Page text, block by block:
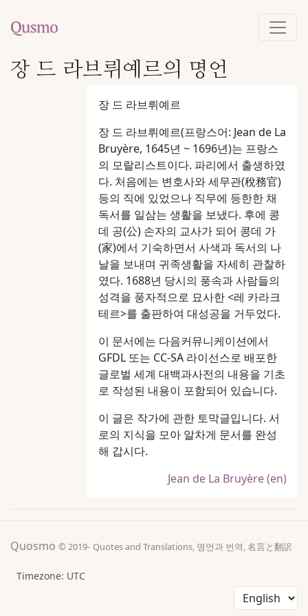
장 드 라브뤼예르의 명언
장 드 라브뤼예르
장 드 라브뤼예르(프랑스어: Jean de La
Bruyère, 1645년 ~ 1696년)는 프랑스
의 모랄리스트이다. 파리에서 출생하였
다. 처음에는 변호사와 세무관(稅務官)
등의 직에 있었으나 직무에 등한한 채
독서를 일삼는 생활을 보냈다. 후에 콩
데 공(公) 손자의 교사가 되어 콩데 가
(家)에서 기숙하면서 사색과 독서의 나
날을 보내며 귀족생활을 자세히 관찰하
였다. 1688년 당시의 풍속과 사람들의
성격을 풍자적으로 묘사한 <레 카라크
테르>를 출판하여 대성공을 거두었다.
이 문서에는 다음커뮤니케이션에서
GFDL 또는 CC-SA 라이선스로 배포한
글로벌 세계 대백과사전의 내용을 기초
로 작성된 내용이 포함되어 있습니다.
이 글은 작가에 관한 토막글입니다. 서
로의 지식을 모아 알차게 문서를 완성
해 갑시다.
Jean de La Bruyère (en)
Quosmo © 2019- Quotes and Translations, 명언과 번역, 名言と翻訳
Timezone: UTC